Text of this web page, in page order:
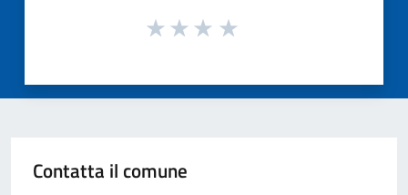
Contatta il comune